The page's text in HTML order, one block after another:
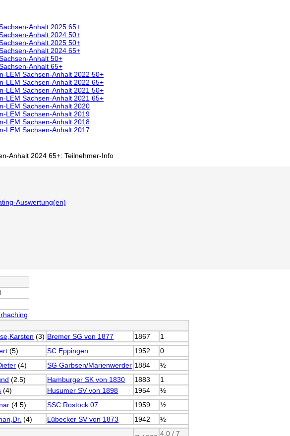
Anhalt 2025 65+
Anhalt 2024 50+
Anhalt 2025 50+
Anhalt 2024 65+
Anhalt 50+
Anhalt 65+
LEM Sachsen-Anhalt 2022 50+
LEM Sachsen-Anhalt 2022 65+
LEM Sachsen-Anhalt 2021 50+
LEM Sachsen-Anhalt 2021 65+
LEM Sachsen-Anhalt 2020
LEM Sachsen-Anhalt 2019
LEM Sachsen-Anhalt 2018
LEM Sachsen-Anhalt 2017
Anhalt 2024 65+: Teilnehmer-Info
Auswertung(en)
(3) Bremer SG von 1877 1867
1
(5) SC Eppingen 1952
0
(4) SG Garbsen/Marienwerder 1884
½
(2.5) Hamburger SK von 1830 1883
1
(4) Husumer SV von 1898 1954
½
(4.5) SSC Rostock 07 1959
½
(4) Lübecker SV von 1873 1942 ½
4.0 / 7